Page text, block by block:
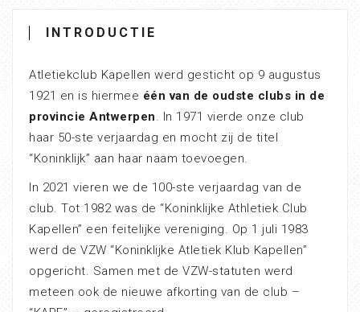
INTRODUCTIE
Atletiekclub Kapellen werd gesticht op 9 augustus
1921 en is hiermee één van de oudste clubs in de
provincie Antwerpen. In 1971 vierde onze club
haar 50-ste verjaardag en mocht zij de titel
“Koninklijk” aan haar naam toevoegen.
In 2021 vieren we de 100-ste verjaardag van de
club. Tot 1982 was de “Koninklijke Athletiek Club
Kapellen” een feitelijke vereniging. Op 1 juli 1983
werd de VZW “Koninklijke Atletiek Klub Kapellen”
opgericht. Samen met de VZW-statuten werd
meteen ook de nieuwe afkorting van de club –